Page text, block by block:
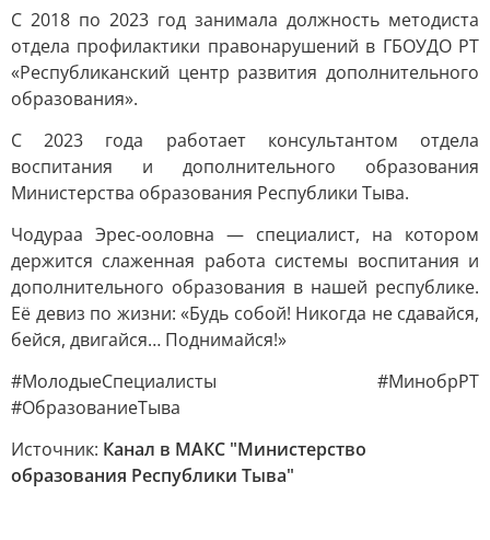
С 2018 по 2023 год занимала должность методиста
отдела профилактики правонарушений в ГБОУДО РТ
«Республиканский центр развития дополнительного
образования».
С 2023 года работает консультантом отдела
воспитания и дополнительного образования
Министерства образования Республики Тыва.
Чодураа Эрес-ооловна — специалист, на котором
держится слаженная работа системы воспитания и
дополнительного образования в нашей республике.
Её девиз по жизни: «Будь собой! Никогда не сдавайся,
бейся, двигайся… Поднимайся!»
#МолодыеСпециалисты #МинобрРТ
#ОбразованиеТыва
Источник: Канал в МАКС "Министерство
образования Республики Тыва"